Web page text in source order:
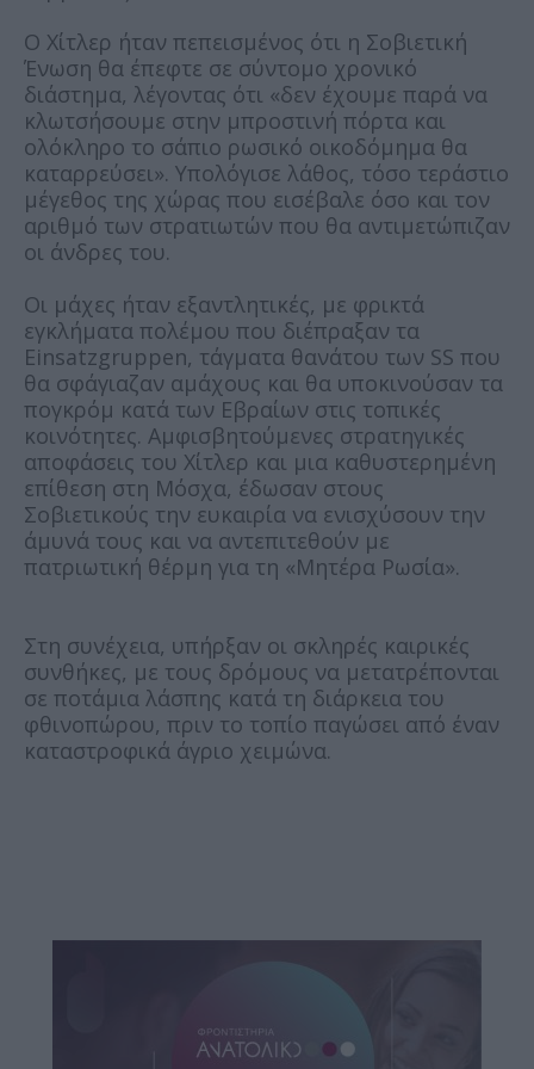
Ο Χίτλερ ήταν πεπεισμένος ότι η Σοβιετική
Ένωση θα έπεφτε σε σύντομο χρονικό
διάστημα, λέγοντας ότι «δεν έχουμε παρά να
κλωτσήσουμε στην μπροστινή πόρτα και
ολόκληρο το σάπιο ρωσικό οικοδόμημα θα
καταρρεύσει». Υπολόγισε λάθος, τόσο τεράστιο
μέγεθος της χώρας που εισέβαλε όσο και τον
αριθμό των στρατιωτών που θα αντιμετώπιζαν
οι άνδρες του.
Οι μάχες ήταν εξαντλητικές, με φρικτά
εγκλήματα πολέμου που διέπραξαν τα
Einsatzgruppen, τάγματα θανάτου των SS που
θα σφάγιαζαν αμάχους και θα υποκινούσαν τα
πογκρόμ κατά των Εβραίων στις τοπικές
κοινότητες. Αμφισβητούμενες στρατηγικές
αποφάσεις του Χίτλερ και μια καθυστερημένη
επίθεση στη Μόσχα, έδωσαν στους
Σοβιετικούς την ευκαιρία να ενισχύσουν την
άμυνά τους και να αντεπιτεθούν με
πατριωτική θέρμη για τη «Μητέρα Ρωσία».
Στη συνέχεια, υπήρξαν οι σκληρές καιρικές
συνθήκες, με τους δρόμους να μετατρέπονται
σε ποτάμια λάσπης κατά τη διάρκεια του
φθινοπώρου, πριν το τοπίο παγώσει από έναν
καταστροφικά άγριο χειμώνα.